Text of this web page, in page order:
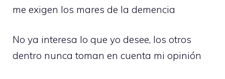
me exigen los mares de la demencia
No ya interesa lo que yo desee, los otros
dentro nunca toman en cuenta mi opinión